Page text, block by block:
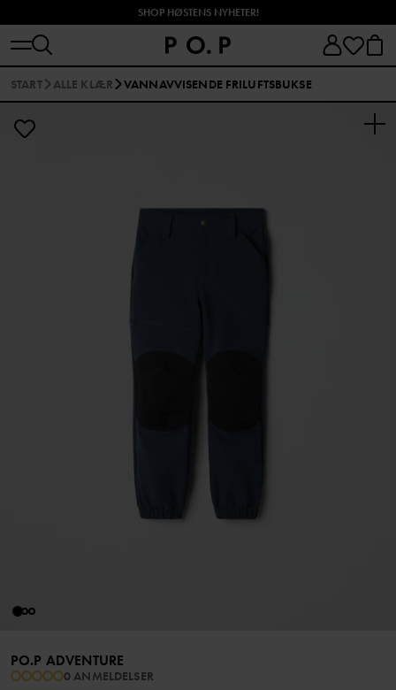
SHOP HØSTENS NYHETER!
START ALLE KLÆR VANNAVVISENDE FRILUFTSBUKSE
PO.P ADVENTURE
0 ANMELDELSER